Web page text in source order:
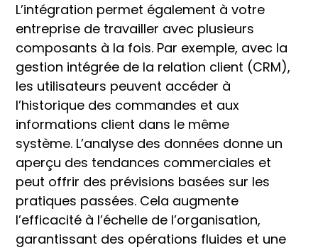
L’intégration permet également à votre
entreprise de travailler avec plusieurs
composants à la fois. Par exemple, avec la
gestion intégrée de la relation client (CRM),
les utilisateurs peuvent accéder à
l’historique des commandes et aux
informations client dans le même
système. L’analyse des données donne un
aperçu des tendances commerciales et
peut offrir des prévisions basées sur les
pratiques passées. Cela augmente
l’efficacité à l’échelle de l’organisation,
garantissant des opérations fluides et une